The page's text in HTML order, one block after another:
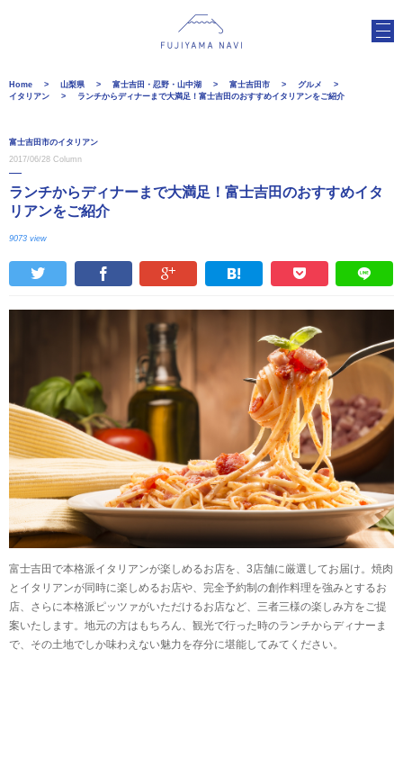
Home 山梨県 富士吉田・忍野・山中湖 富士吉田市
グルメ
イタリアン
ランチからディナーまで大満足！富士吉田のおすすめイタリアンをご紹介
富士吉田市のイタリアン
2017/06/28 Column
ランチからディナーまで大満足！富士吉田のおすすめイタ
リアンをご紹介
9073 view
富士吉田で本格派イタリアンが楽しめるお店を、3店舗に厳選してお届け。焼肉
とイタリアンが同時に楽しめるお店や、完全予約制の創作料理を強みとするお
店、さらに本格派ピッツァがいただけるお店など、三者三様の楽しみ方をご提
案いたします。地元の方はもちろん、観光で行った時のランチからディナーま
で、その土地でしか味わえない魅力を存分に堪能してみてください。